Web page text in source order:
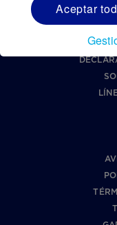
¿CÓMO
Aceptar